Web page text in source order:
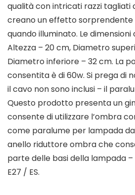
qualità con intricati razzi tagliati
creano un effetto
quando illuminato. Le
Altezza – 20 cm, Diametro
Diametro inferiore – 32 cm. La
consentita è di 60w. Si prega di
il cavo non sono inclusi – il
Questo prodotto presenta un
consente di utilizzare l’ombra
come paralume per lampada
anello riduttore ombra che
parte delle basi della lampada –
E27 / ES.